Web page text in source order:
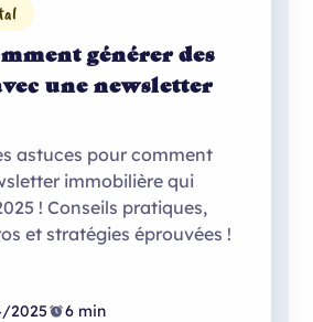
générer des
une newsletter
astuces pour comment
immobilière qui
! Conseils pratiques,
et stratégies éprouvées !
2025
6 min